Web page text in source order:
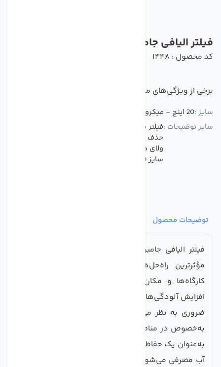
فیلتر الیافی جامبو سی سی کا 5 میکرون
کد محصول : 1448
برخی از ویژگی‌های مهم این محصول :
سایز :20 اینچ - میکرون جامبو
سایر توضیحات :فیلتر پیش تصفیه جامبو دارای فیلتر پلی پروپیلن
ولای موجود در آب و مناسب برای هوزینگ های
سایز 20 اینچ می باشد
توضیحات محصول
فیلتر الیافی جامبو سی سی کا یکی از پیشرفته‌ترین و
مؤثرترین راه‌حل‌ها برای تصفیه آب در ساختمان‌ها،
کارگاه‌ها و مکان‌های بزرگ است. در دنیای امروز، با
افزایش آلودگی‌های آب، استفاده از فیلترهای پیش تصفیه
ضروری به نظر می‌رسد. فیلتر الیافی جامبو سی سی کا
به‌خصوص در مناطقی که منابع آب دچار آلودگی هستند،
به‌عنوان یک حفاظ مؤثر عمل می‌کند و باعث ارتقاء کیفیت
آب مصرفی می‌شود. این فیلتر با قدرت حذف ذرات معلق